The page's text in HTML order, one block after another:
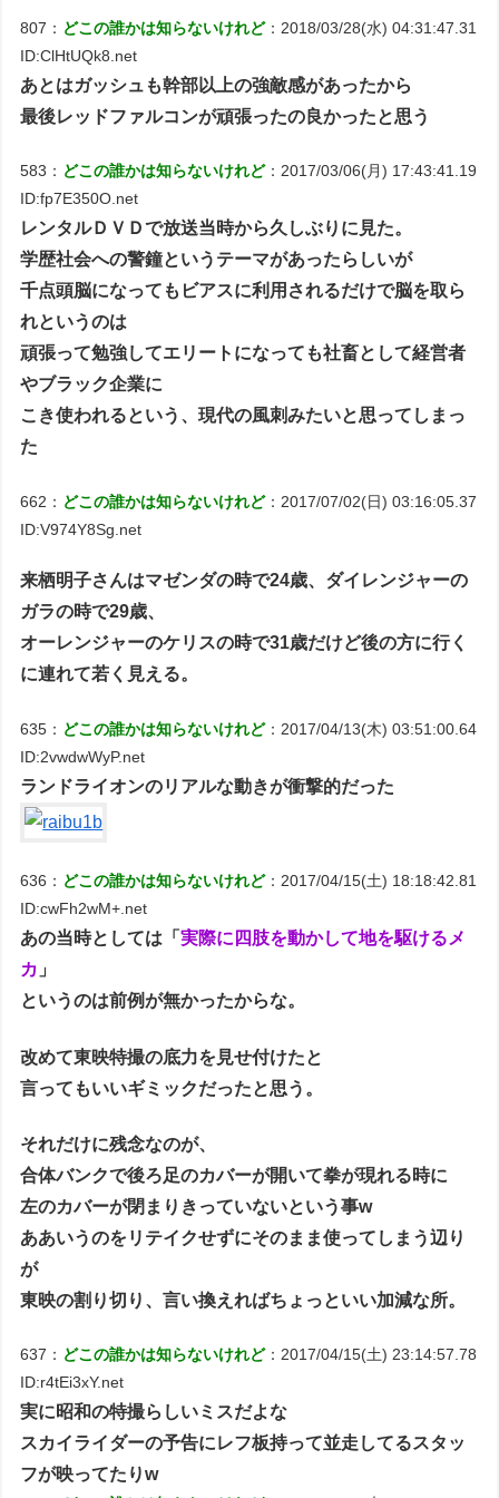
807： どこの誰かは知らないけれど：2018/03/28(水) 04:31:47.31
ID:ClHtUQk8.net
あとはガッシュも幹部以上の強敵感があったから
最後レッドファルコンが頑張ったの良かったと思う
583： どこの誰かは知らないけれど：2017/03/06(月) 17:43:41.19
ID:fp7E350O.net
レンタルＤＶＤで放送当時から久しぶりに見た。
学歴社会への警鐘というテーマがあったらしいが
千点頭脳になってもビアスに利用されるだけで脳を取ら
れというのは
頑張って勉強してエリートになっても社畜として経営者
やブラック企業に
こき使われるという、現代の風刺みたいと思ってしまっ
た
662： どこの誰かは知らないけれど：2017/07/02(日) 03:16:05.37
ID:V974Y8Sg.net
来栖明子さんはマゼンダの時で24歳、ダイレンジャーの
ガラの時で29歳、
オーレンジャーのケリスの時で31歳だけど後の方に行く
に連れて若く見える。
635： どこの誰かは知らないけれど：2017/04/13(木) 03:51:00.64
ID:2vwdwWyP.net
ランドライオンのリアルな動きが衝撃的だった
636： どこの誰かは知らないけれど：2017/04/15(土) 18:18:42.81
ID:cwFh2wM+.net
あの当時としては「実際に四肢を動かして地を駆けるメ
カ 」
というのは前例が無かったからな。
改めて東映特撮の底力を見せ付けたと
言ってもいいギミックだったと思う。
それだけに残念なのが、
合体バンクで後ろ足のカバーが開いて拳が現れる時に
左のカバーが閉まりきっていないという事w
ああいうのをリテイクせずにそのまま使ってしまう辺り
が
東映の割り切り、言い換えればちょっといい加減な所。
637： どこの誰かは知らないけれど：2017/04/15(土) 23:14:57.78
ID:r4tEi3xY.net
実に昭和の特撮らしいミスだよな
スカイライダーの予告にレフ板持って並走してるスタッ
フが映ってたりw